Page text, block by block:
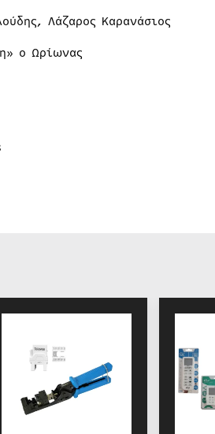
Λάζαρος Καρανάσιος
ο Ωρίωνας